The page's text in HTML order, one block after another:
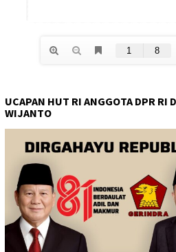
UCAPAN HUT RI ANGGOTA DPR RI
WIJANTO